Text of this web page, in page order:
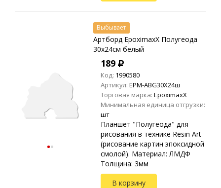
Выбывает
Артборд EpoximaxX Полугеода
30х24см белый
189
Код: 1990580
Артикул: EPM-ABG30X24ш
Торговая марка: EpoximaxX
Минимальная единица отгрузки:
шт
Планшет "Полугеода" для
рисования в технике Resin Art
(рисование картин эпоксидной
смолой). Материал: ЛМДФ
Толщина: 3мм
В корзину